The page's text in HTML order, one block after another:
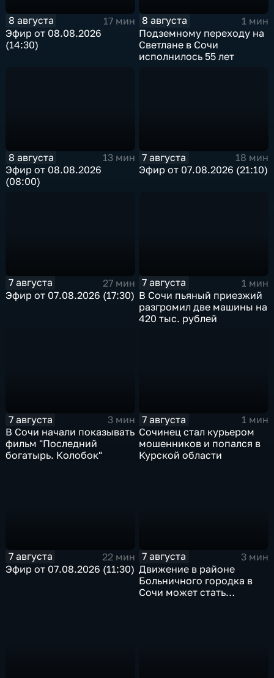
8 августа
17 мин
Эфир от 08.08.2026
(14:30)
8 августа
1 мин
Подземному переходу на
Светлане в Сочи
исполнилось 55 лет
8 августа
13 мин
Эфир от 08.08.2026
(08:00)
7 августа
18 мин
Эфир от 07.08.2026 (21:10)
7 августа
27 мин
Эфир от 07.08.2026 (17:30)
7 августа
1 мин
В Сочи пьяный приезжий
разгромил две машины на
420 тыс. рублей
7 августа
3 мин
В Сочи начали показывать
фильм "Последний
богатырь. Колобок"
7 августа
1 мин
Сочинец стал курьером
мошенников и попался в
Курской области
7 августа
22 мин
Эфир от 07.08.2026 (11:30)
7 августа
3 мин
Движение в районе
Больничного городка в
Сочи может стать